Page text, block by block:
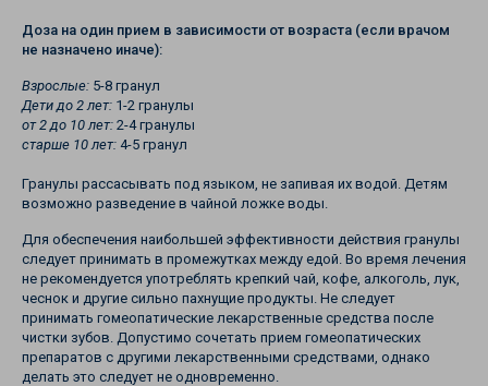
Доза на один прием в зависимости от возраста (если врачом
не назначено иначе):
Взрослые: 5-8 гранул
Дети до 2 лет: 1-2 гранулы
от 2 до 10 лет: 2-4 гранулы
старше 10 лет: 4-5 гранул
Гранулы рассасывать под языком, не запивая их водой. Детям
возможно разведение в чайной ложке воды.
Для обеспечения наибольшей эффективности действия гранулы
следует принимать в промежутках между едой. Во время лечения
не рекомендуется употреблять крепкий чай, кофе, алкоголь, лук,
чеснок и другие сильно пахнущие продукты. Не следует
принимать гомеопатические лекарственные средства после
чистки зубов. Допустимо сочетать прием гомеопатических
препаратов с другими лекарственными средствами, однако
делать это следует не одновременно.